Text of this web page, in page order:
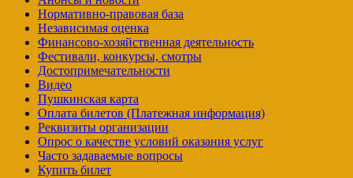
Нормативно-правовая база
Независимая оценка
Финансово-хозяйственная деятельность
Фестивали, конкурсы, смотры
Достопримечательности
Видео
Пушкинская карта
Оплата билетов (Платежная информация)
Реквизиты организации
Опрос о качестве условий оказания услуг
Часто задаваемые вопросы
Купить билет